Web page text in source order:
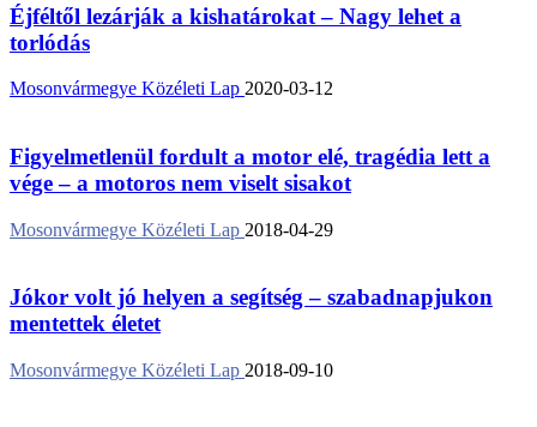
Éjféltől lezárják a kishatárokat – Nagy lehet a
torlódás
Mosonvármegye Közéleti Lap 2020-03-12
Figyelmetlenül fordult a motor elé, tragédia lett a
vége – a motoros nem viselt sisakot
Mosonvármegye Közéleti Lap 2018-04-29
Jókor volt jó helyen a segítség – szabadnapjukon
mentettek életet
Mosonvármegye Közéleti Lap 2018-09-10